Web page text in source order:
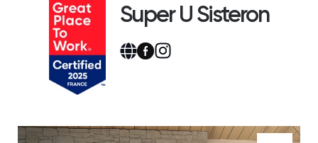
Super U Sisteron